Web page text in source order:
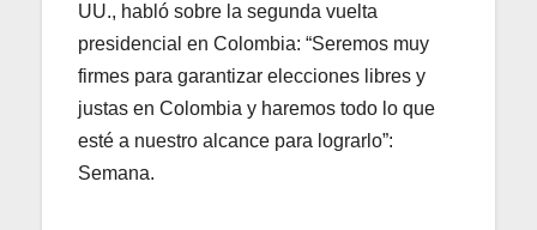
UU., habló sobre la segunda vuelta
presidencial en Colombia: “Seremos muy
firmes para garantizar elecciones libres y
justas en Colombia y haremos todo lo que
esté a nuestro alcance para lograrlo”:
Semana.